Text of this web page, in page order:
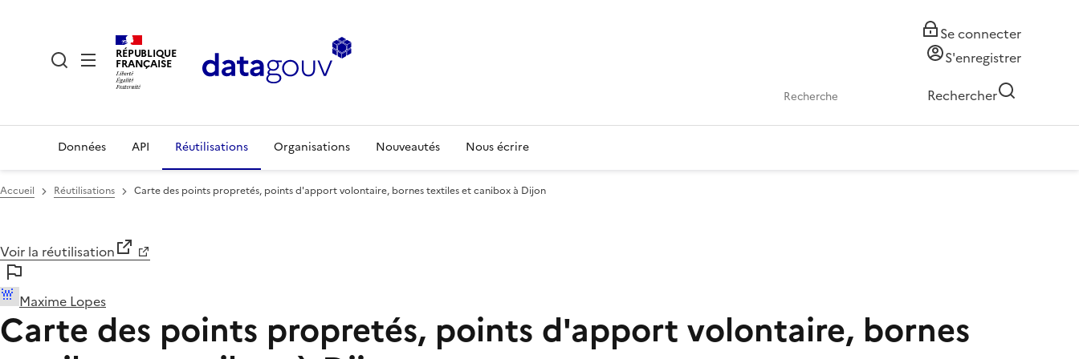
RÉPUBLIQUE
FRANÇAISE
Se connecter
S'enregistrer
Rechercher
Données API Réutilisations Organisations Nouveautés Nous écrire
Accueil Réutilisations Carte des points propretés, points d'apport volontaire, bornes textiles et canibox à Dijon
Voir la réutilisation
Maxime Lopes
Carte des points propretés, points d'apport volontaire, bornes